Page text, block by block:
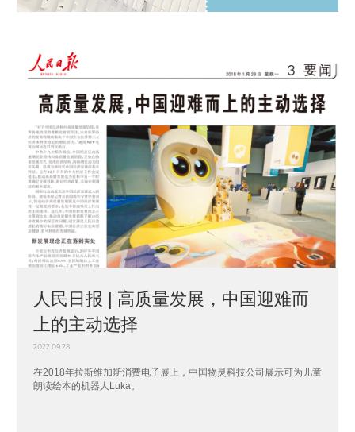
人民日报 | 高质量发展，中国迎难而
上的主动选择
2022.09.28
在2018年拉斯维加斯消费电子展上，中国物灵科技公司展示可为儿童
朗读绘本的机器人Luka。